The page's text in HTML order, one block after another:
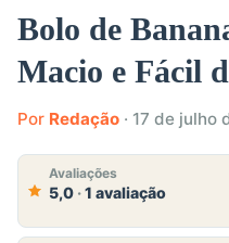
Bolo de
Macio e Fácil
Por Redação · 17 de julho
Avaliações
5,0 ·1 avaliação